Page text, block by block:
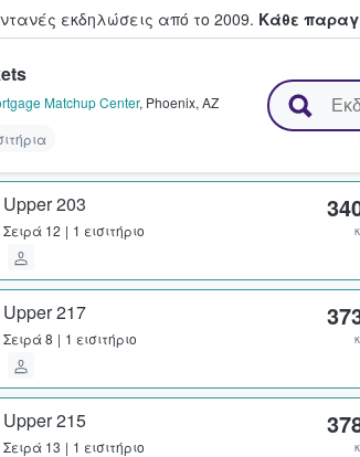
εκδηλώσεις από το 2009. Κάθε
αγοράζουν και πουλούν
Matchup Center, Phoenix, AZ
Upper 203
Σειρά 12 1 εισιτήριο
Upper 217
Σειρά8 1 εισιτήριο
Upper 215
Σειρά 13 1 εισιτήριο